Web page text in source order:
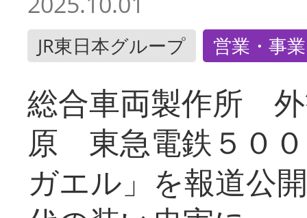
JR東日本グループ 営業・事
総合車両製作所
原 東急電鉄５０
ガエル」を報道公